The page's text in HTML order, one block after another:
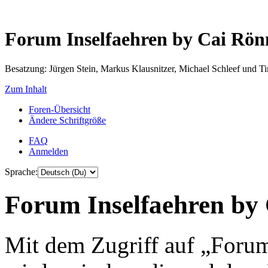
Forum Inselfaehren by Cai
Besatzung: Jürgen Stein, Markus Klausnitzer, Michael Schleef und
Zum Inhalt
Foren-Übersicht
Ändere Schriftgröße
FAQ
Anmelden
Sprache:
Forum Inselfaehren
Mit dem Zugriff auf